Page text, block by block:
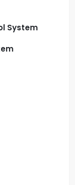
System